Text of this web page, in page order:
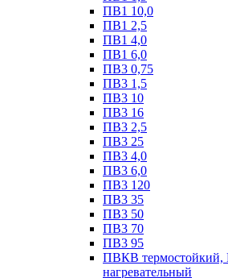
ПВ1 10,0
ПВ1 2,5
ПВ1 4,0
ПВ1 6,0
ПВ3 0,75
ПВ3 1,5
ПВ3 10
ПВ3 16
ПВ3 2,5
ПВ3 25
ПВ3 4,0
ПВ3 6,0
ПВ3 120
ПВ3 35
ПВ3 50
ПВ3 70
ПВ3 95
ПВКВ
нагревательный